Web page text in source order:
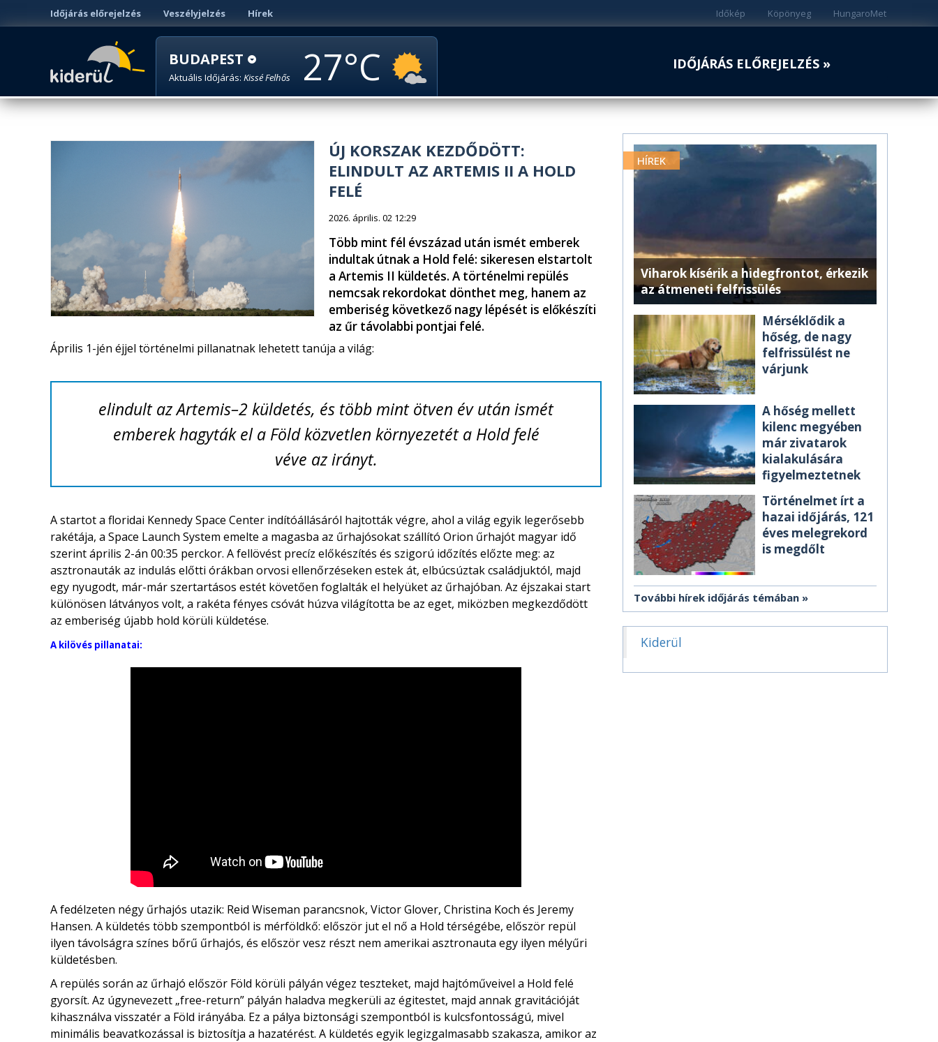
Időjárás előrejelzés Veszélyjelzés Hírek HungaroMet
Köpönyeg
Időkép
BUDAPEST
Aktuális Időjárás: Kissé Felhős 27 IDŐJÁRÁS ELŐREJELZÉS »
ÚJ KORSZAK KEZDŐDÖTT:
ELINDULT AZ ARTEMIS II A HOLD
FELÉ
2026. április. 02 12:29
Több mint fél évszázad után ismét emberek
indultak útnak a Hold felé: sikeresen elstartolt
a Artemis II küldetés. A történelmi repülés
nemcsak rekordokat dönthet meg, hanem az
emberiség következő nagy lépését is előkészíti
az űr távolabbi pontjai felé.
Április 1-jén éjjel történelmi pillanatnak lehetett tanúja a világ:
elindult az Artemis–2 küldetés, és több mint ötven év után ismét
emberek hagyták el a Föld közvetlen környezetét a Hold felé
véve az irányt.
A startot a floridai Kennedy Space Center indítóállásáról hajtották végre, ahol a világ egyik legerősebb
rakétája, a Space Launch System emelte a magasba az űrhajósokat szállító Orion űrhajót magyar idő
szerint április 2-án 00:35 perckor. A fellövést precíz előkészítés és szigorú időzítés előzte meg: az
asztronauták az indulás előtti órákban orvosi ellenőrzéseken estek át, elbúcsúztak családjuktól, majd
egy nyugodt, már-már szertartásos estét követően foglalták el helyüket az űrhajóban. Az éjszakai start
különösen látványos volt, a rakéta fényes csóvát húzva világította be az eget, miközben megkezdődött
az emberiség újabb hold körüli küldetése.
A kilövés pillanatai:
A fedélzeten négy űrhajós utazik: Reid Wiseman parancsnok, Victor Glover, Christina Koch és Jeremy
Hansen. A küldetés több szempontból is mérföldkő: először jut el nő a Hold térségébe, először repül
ilyen távolságra színes bőrű űrhajós, és először vesz részt nem amerikai asztronauta egy ilyen mélyűri
küldetésben.
A repülés során az űrhajó először Föld körüli pályán végez teszteket, majd hajtóműveivel a Hold felé
gyorsít. Az úgynevezett „free-return” pályán haladva megkerüli az égitestet, majd annak gravitációját
kihasználva visszatér a Föld irányába. Ez a pálya biztonsági szempontból is kulcsfontosságú, mivel
minimális beavatkozással is biztosítja a hazatérést. A küldetés egyik legizgalmasabb szakasza, amikor az
HÍREK
Viharok kísérik a hidegfrontot, érkezik
az átmeneti felfrissülés
Mérséklődik a
hőség, de nagy
felfrissülést ne
várjunk
A hőség mellett
kilenc megyében
már zivatarok
kialakulására
figyelmeztetnek
Történelmet írt a
hazai időjárás, 121
éves melegrekord
is megdőlt
További hírek időjárás témában
Kiderül